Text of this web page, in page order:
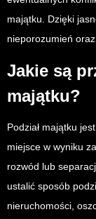
majątku. Dzięki
nieporozumień
Jakie są
majątku?
Podział majątku
miejsce w wyniku
rozwód lub
ustalić sposób
nieruchomości,